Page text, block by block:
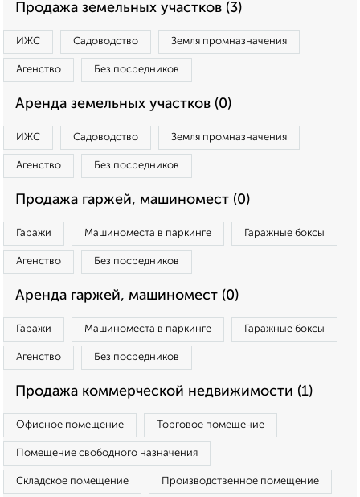
Продажа земельных участков (3)
ИЖС Садоводство Земля промназначения
Агенство Без посредников
Аренда земельных участков (0)
ИЖС Садоводство Земля промназначения
Агенство Без посредников
Продажа гаржей, машиномест (0)
Гаражи Машиноместа в паркинге Гаражные боксы
Агенство Без посредников
Аренда гаржей, машиномест (0)
Гаражи Машиноместа в паркинге Гаражные боксы
Агенство Без посредников
Продажа коммерческой недвижимости (1)
Офисное помещение Торговое помещение
Помещение свободного назначения
Складское помещение Производственное помещение